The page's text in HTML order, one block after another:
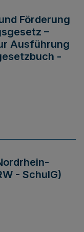
Förderung
–
Ausführung
-
- SchulG)